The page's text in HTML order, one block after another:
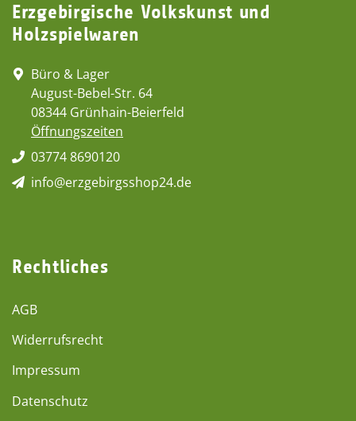
Erzgebirgische Volkskunst und
Holzspielwaren
Büro & Lager
August-Bebel-Str. 64
08344 Grünhain-Beierfeld
Öffnungszeiten
03774 8690120
info@erzgebirgsshop24.de
Rechtliches
AGB
Widerrufsrecht
Impressum
Datenschutz